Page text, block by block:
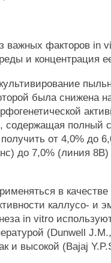
важных факторов in
и концентрация
была снижена
полный
от 4,0% до
до 7,0% (линия
в
каллусо- и
in vitro
(Dunwell
и высокой (Bajaj